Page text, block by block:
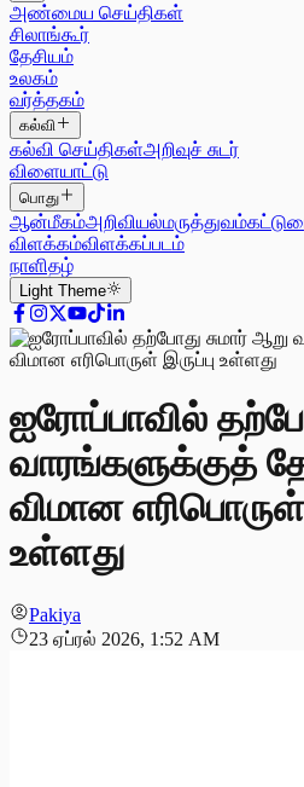
அண்மைய செய்திகள்
சிலாங்கூர்
தேசியம்
உலகம்
வர்த்தகம்
கல்வி
கல்வி செய்திகள்அறிவுச் சுடர்
விளையாட்டு
பொது
ஆன்மீகம்அறிவியல்மருத்துவம்
விளக்கம்விளக்கப்படம்
நாளிதழ்
Light Theme
ஐரோப்பாவில்
வாரங்களுக்குத்
விமான எரிபொருள்
உள்ளது
Pakiya
23 ஏப்ரல் 2026, 1:52 AM